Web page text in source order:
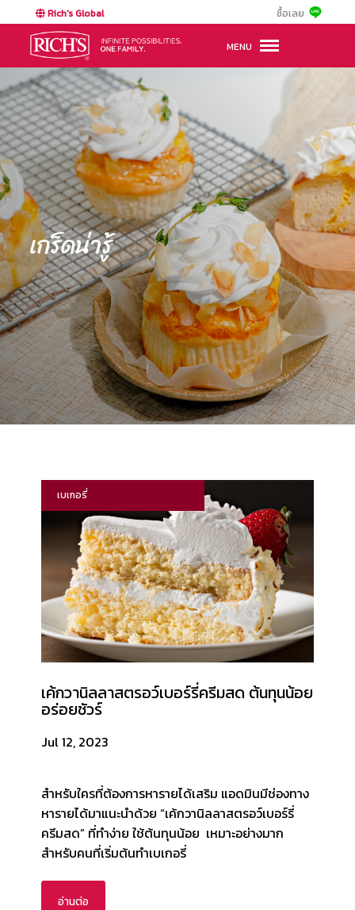
Rich's Global ซื้อเลย
MENU
เกร็ดน่ารู้
เบเกอรี่
​เค้กวานิลลาสตรอว์เบอร์รี่ครีมสด ต้นทุนน้อย
อร่อยชัวร์
Jul 12, 2023
​​สำหรับใครที่ต้องการหารายได้เสริม แอดมินมีช่องทาง
หารายได้มาแนะนำด้วย “เค้กวานิลลาสตรอว์เบอร์รี่
ครีมสด” ที่ทำง่าย ใช้ต้นทุนน้อย เหมาะอย่างมาก
สำหรับคนที่เริ่มต้นทำเบเกอรี่
อ่านต่อ